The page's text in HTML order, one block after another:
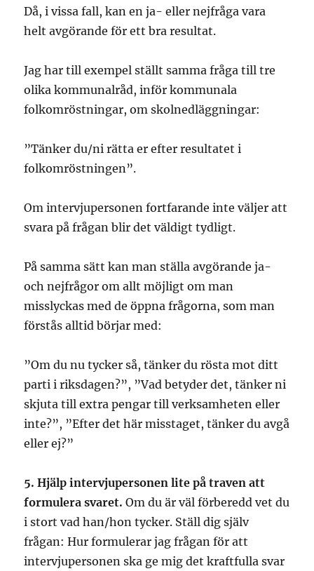
Då, i vissa fall, kan en ja- eller nejfråga vara
helt avgörande för ett bra resultat.
Jag har till exempel ställt samma fråga till tre
olika kommunalråd, inför kommunala
folkomröstningar, om skolnedläggningar:
”Tänker du/ni rätta er efter resultatet i
folkomröstningen”.
Om intervjupersonen fortfarande inte väljer att
svara på frågan blir det väldigt tydligt.
På samma sätt kan man ställa avgörande ja-
och nejfrågor om allt möjligt om man
misslyckas med de öppna frågorna, som man
förstås alltid börjar med:
”Om du nu tycker så, tänker du rösta mot ditt
parti i riksdagen?”, ”Vad betyder det, tänker ni
skjuta till extra pengar till verksamheten eller
inte?”, ”Efter det här misstaget, tänker du avgå
eller ej?”
5. Hjälp intervjupersonen lite på traven att
formulera svaret. Om du är väl förberedd vet du
i stort vad han/hon tycker. Ställ dig själv
frågan: Hur formulerar jag frågan för att
intervjupersonen ska ge mig det kraftfulla svar